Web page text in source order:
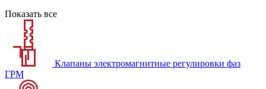
Показать все
Клапаны электромагнитные регулировки фаз
ГРМ